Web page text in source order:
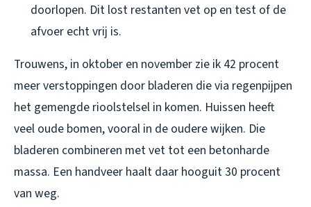
doorlopen. Dit lost restanten vet op en test of de
afvoer echt vrij is.
Trouwens, in oktober en november zie ik 42 procent
meer verstoppingen door bladeren die via regenpijpen
het gemengde rioolstelsel in komen. Huissen heeft
veel oude bomen, vooral in de oudere wijken. Die
bladeren combineren met vet tot een betonharde
massa. Een handveer haalt daar hooguit 30 procent
van weg.